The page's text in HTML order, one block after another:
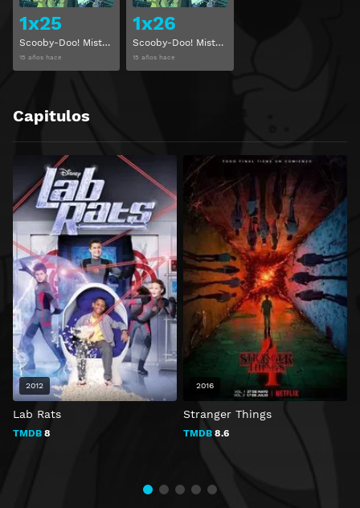
1x25
Scooby-Doo! Misterios, S. A. Temporada 1 Capitulo 25
15 años hace
1x26
Scooby-Doo! Misterios, S. A. Temporada 1 Capitulo 26
15 años hace
Capitulos
Lab Rats
TMDB 8
2012
Stranger Things
TMDB 8.6
2016